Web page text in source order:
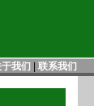
于我们 联系我们